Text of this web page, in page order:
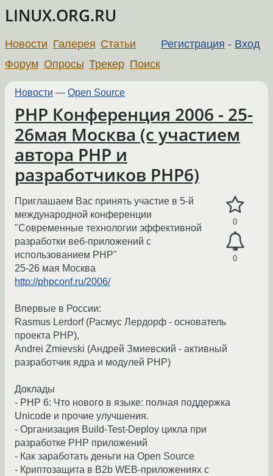
LINUX.ORG.RU
Регистрация - Вход
Новости Галерея Статьи
Форум Опросы Трекер Поиск
Новости — Open Source
PHP Конференция 2006 - 25-
26мая Москва (с участием
автора PHP и
разработчиков PHP6)
0
0
Приглашаем Вас принять участие в 5-й
международной конференции
"Современные технологии эффективной
разработки веб-приложений с
использованием PHP"
25-26 мая Москва
http://phpconf.ru/2006/
Впервые в России:
Rasmus Lerdorf (Расмус Лердорф - основатель
проекта PHP),
Andrei Zmievski (Андрей Змиевский - активный
разработчик ядра и модулей PHP)
Доклады
- PHP 6: Что нового в языке: полная поддержка
Unicode и прочие улучшения.
- Организация Build-Test-Deploy цикла при
разработке PHP приложений
- Как заработать деньги на Open Source
- Криптозащита в B2b WEB-приложениях с